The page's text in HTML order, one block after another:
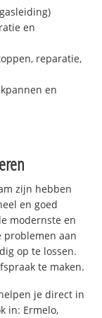
en
reparatie,
en
zijn hebben
en goed
modernste en
problemen aan
op te lossen.
te maken.
je direct in
in: Ermelo,